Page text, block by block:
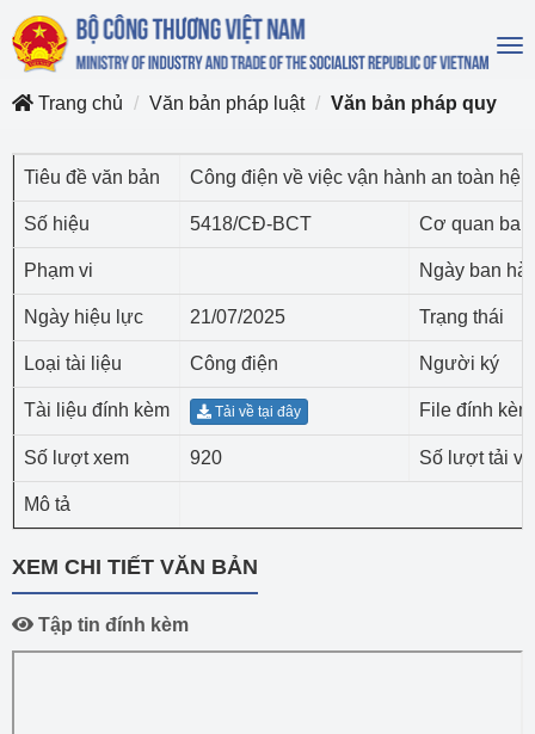
Trang chủ
Văn bản pháp luật Văn bản pháp quy
Tiêu đề văn bản Công điện về việc vận hành an toàn hệ
Số hiệu 5418/CĐ-BCT Cơ quan ban
Phạm vi Ngày ban
Ngày hiệu lực 21/07/2025 Trạng thái
Loại tài liệu Công điện Người ký
Tài liệu đính kèm Tải về tại đây File đính kèm
Số lượt xem 920 Số lượt tải về
Mô tả
XEM CHI TIẾT VĂN BẢN
Tập tin đính kèm